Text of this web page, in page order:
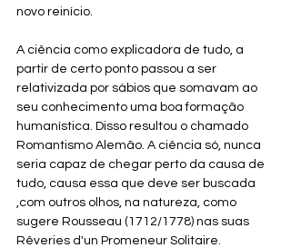
novo reinício.
A ciência como explicadora de tudo, a
partir de certo ponto passou a ser
relativizada por sábios que somavam ao
seu conhecimento uma boa formação
humanística. Disso resultou o chamado
Romantismo Alemão. A ciência só, nunca
seria capaz de chegar perto da causa de
tudo, causa essa que deve ser buscada
,com outros olhos, na natureza, como
sugere Rousseau (1712/1778) nas suas
Rêveries d'un Promeneur Solitaire.